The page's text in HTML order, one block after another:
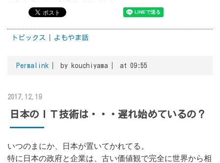
トピックス よもやま話
Permalink by kouchiyama at 09:55
2017.12.19
日本のＩＴ技術は・・・遅れ始めているの？
いつのまにか、日本が置いてかれてる。
特に日本の政府と企業は、古い価値観で完全に世界から相